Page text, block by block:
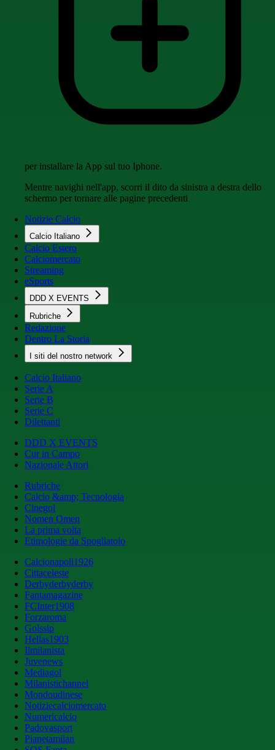
per installare la App sul tuo Iphone.
Mentre navighi nell'app, scorri il dito da sinistra a destra dello
schermo per tornare alle pagine precedenti
Notizie Calcio
Calcio Italiano
Calcio Estero
Calciomercato
Streaming
eSports
DDD X EVENTS
Rubriche
Redazione
Dentro La Storia
I siti del nostro network
Calcio Italiano
Serie A
Serie B
Serie C
Dilettanti
DDD X EVENTS
Cur in Campo
Nazionale Attori
Rubriche
Calcio &amp; Tecnologia
Cinegol
Nomen Omen
La prima volta
Etimologie da Spogliatoio
Calcionapoli1926
Cittaceleste
Derbyderbyderby
Fantamagazine
FCInter1908
Forzaroma
Golssip
Hellas1903
Ilmilanista
Juvenews
Mediagol
Milanistichannel
Mondoudinese
Notiziecalciomercato
Numericalcio
Padovasport
Pianetamilan